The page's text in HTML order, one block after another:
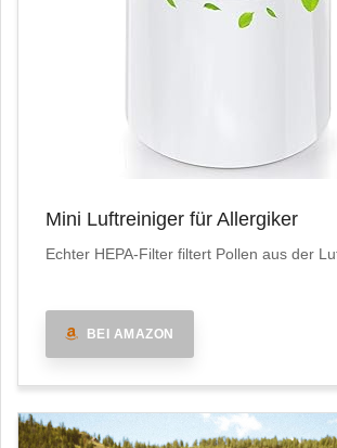
Mini Luftreiniger für Allergiker
Echter HEPA-Filter filtert Pollen aus der
BEI AMAZON